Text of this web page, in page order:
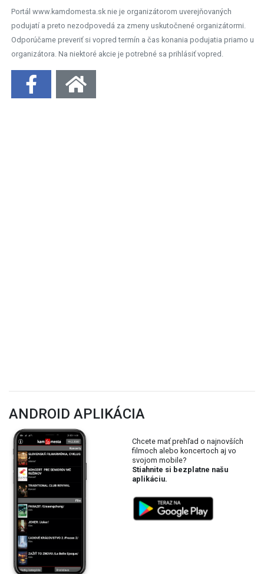
Portál www.kamdomesta.sk nie je organizátorom uverejňovaných
podujatí a preto nezodpovedá za zmeny uskutočnené organizátormi.
Odporúčame preveriť si vopred termín a čas konania podujatia priamo u
organizátora. Na niektoré akcie je potrebné sa prihlásiť vopred.
ANDROID APLIKÁCIA
Chcete mať prehľad o najnovších
filmoch alebo koncertoch aj vo
svojom mobile?
Stiahnite si bezplatne našu
aplikáciu.